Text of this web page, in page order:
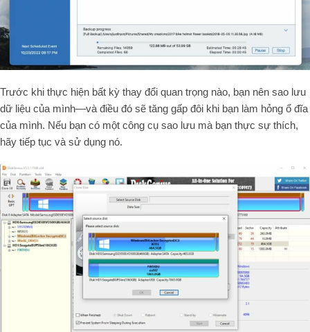
Trước khi thực hiện bất kỳ thay đổi quan trọng nào, bạn nên sao lưu
dữ liệu của mình—và điều đó sẽ tăng gấp đôi khi bạn làm hỏng ổ đĩa
của mình. Nếu bạn có một công cụ sao lưu mà bạn thực sự thích,
hãy tiếp tục và sử dụng nó.